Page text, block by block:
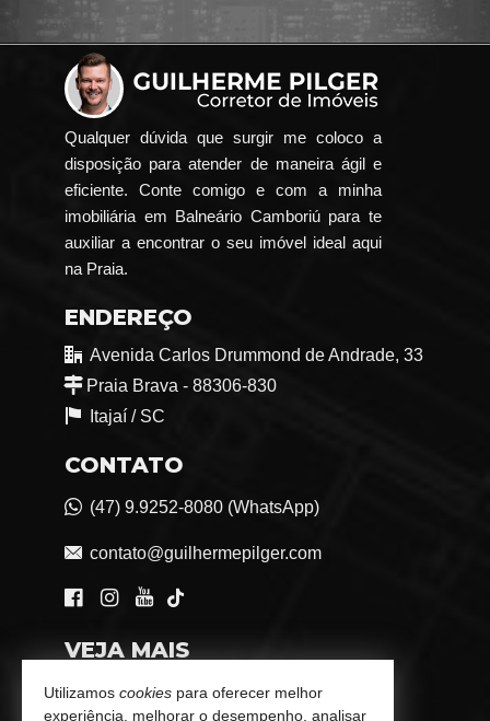
Qualquer dúvida que surgir me coloco a
disposição para atender de maneira ágil e
eficiente. Conte comigo e com a minha
imobiliária em Balneário Camboriú para te
auxiliar a encontrar o seu imóvel ideal aqui
na Praia.
ENDEREÇO
Avenida Carlos Drummond de Andrade, 33
Praia Brava - 88306-830
Itajaí / SC
CONTATO
(47) 9.9252-8080 (WhatsApp)
contato@guilhermepilger.com
VEJA MAIS
Consultoria Imobiliária Personalizada
Utilizamos cookies para oferecer melhor
experiência, melhorar o desempenho, analisar